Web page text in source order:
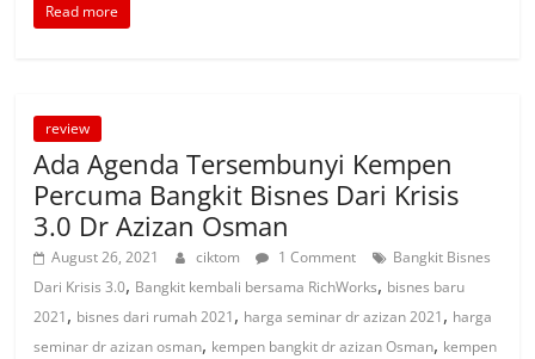
Read more
review
Ada Agenda Tersembunyi Kempen
Percuma Bangkit Bisnes Dari Krisis
3.0 Dr Azizan Osman
August 26, 2021 ciktom 1 Comment
Bangkit Bisnes
Dari Krisis 3.0, Bangkit kembali bersama RichWorks, bisnes baru
2021, bisnes dari rumah 2021, harga seminar dr azizan 2021, harga
seminar dr azizan osman, kempen bangkit dr azizan Osman, kempen